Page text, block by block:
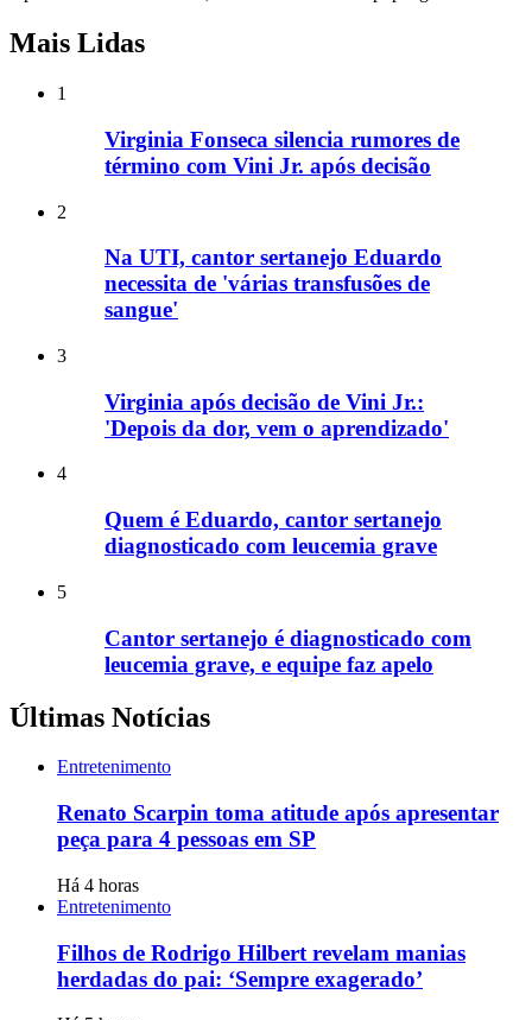
Mais Lidas
1
Virginia Fonseca silencia rumores de
término com Vini Jr. após decisão
2
Na UTI, cantor sertanejo Eduardo
necessita de 'várias transfusões de
sangue'
3
Virginia após decisão de Vini Jr.:
'Depois da dor, vem o aprendizado'
4
Quem é Eduardo, cantor sertanejo
diagnosticado com leucemia grave
5
Cantor sertanejo é diagnosticado com
leucemia grave, e equipe faz apelo
Últimas Notícias
Entretenimento
Renato Scarpin toma atitude após apresentar
peça para 4 pessoas em SP
Há 4 horas
Entretenimento
Filhos de Rodrigo Hilbert revelam manias
herdadas do pai: ‘Sempre exagerado’